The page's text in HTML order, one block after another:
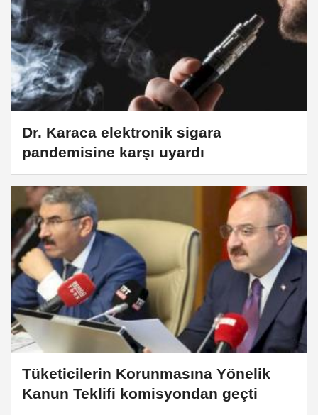
Dr. Karaca elektronik sigara
pandemisine karşı uyardı
Tüketicilerin Korunmasına Yönelik
Kanun Teklifi komisyondan geçti